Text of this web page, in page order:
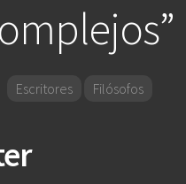
Escritores Filósofos